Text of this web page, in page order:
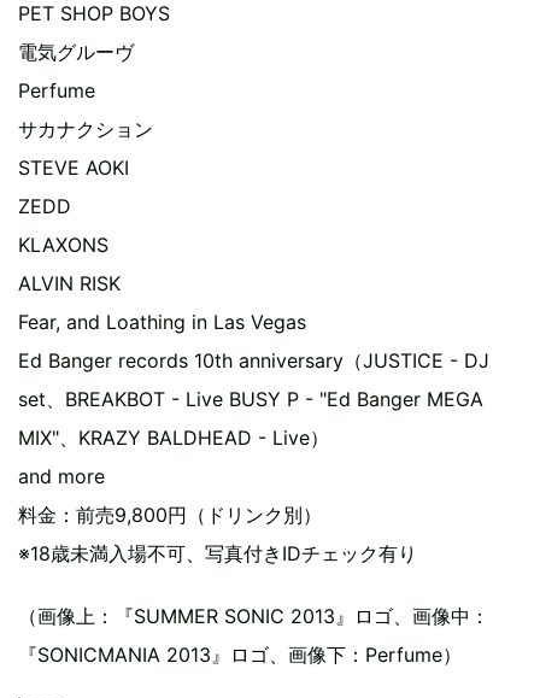
PET SHOP BOYS
電気グルーヴ
Perfume
サカナクション
STEVE AOKI
ZEDD
KLAXONS
ALVIN RISK
Fear, and Loathing in Las Vegas
Ed Banger records 10th anniversary（JUSTICE - DJ
set、BREAKBOT - Live BUSY P - "Ed Banger MEGA
MIX"、KRAZY BALDHEAD - Live）
and more
料金：前売9,800円（ドリンク別）
※18歳未満入場不可、写真付きIDチェック有り
（画像上：『SUMMER SONIC 2013』ロゴ、画像中：
『SONICMANIA 2013』ロゴ、画像下：Perfume）